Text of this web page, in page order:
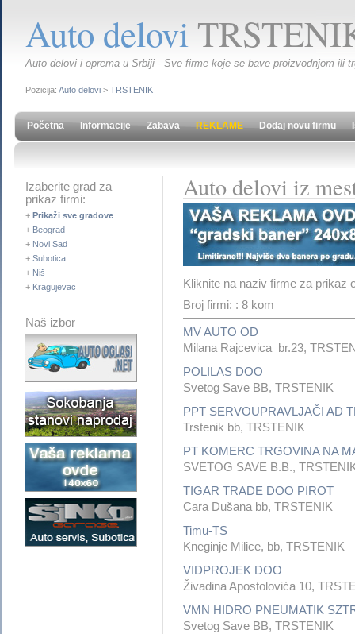
Auto delovi
Auto delovi i oprema u Srbiji - Sve firme koje se bave proizvodnjom ili
Pozicija: Auto delovi > TRSTENIK
Početna Informacije Zabava REKLAME Dodaj novu firmu
Izaberite grad za
prikaz firmi:
+ Prikaži sve gradove
+ Beograd
+ Novi Sad
+ Subotica
+ Niš
+ Kragujevac
Naš izbor
Auto delovi iz
Kliknite na naziv firme za prikaz
Broj firmi: : 8 kom
MV AUTO OD
Milana Rajcevica br.23,
POLILAS DOO
Svetog Save BB, TRSTENIK
PPT SERVOUPRAVLJAČI AD
Trstenik bb, TRSTENIK
PT KOMERC TRGOVINA NA
SVETOG SAVE B.B.,
TIGAR TRADE DOO PIROT
Cara Dušana bb, TRSTENIK
Timu-TS
Kneginje Milice, bb, TRSTENIK
VIDPROJEK DOO
Živadina Apostolovića 10,
VMN HIDRO PNEUMATIK
Svetog Save BB, TRSTENIK